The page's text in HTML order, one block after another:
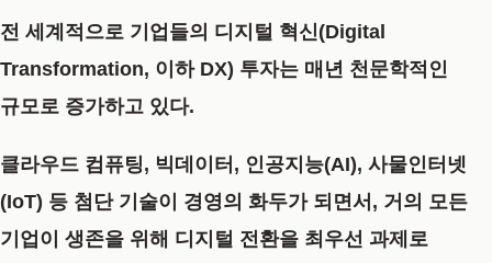
전 세계적으로 기업들의 디지털 혁신(Digital
Transformation, 이하 DX) 투자는 매년 천문학적인
규모로 증가하고 있다.
클라우드 컴퓨팅, 빅데이터, 인공지능(AI), 사물인터넷
(IoT) 등 첨단 기술이 경영의 화두가 되면서, 거의 모든
기업이 생존을 위해 디지털 전환을 최우선 과제로